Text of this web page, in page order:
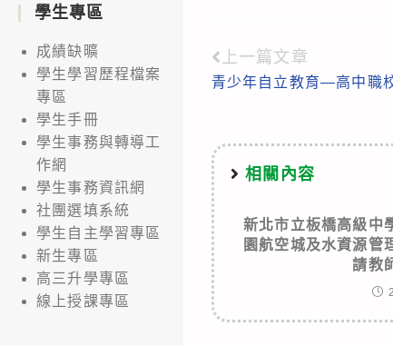
Read
more
上一篇文章
青少年自立教育—高中職
相關內容
新北市立板橋高級中
園航空城及水資源管
請教
學生專區
成績缺曠
學生學習歷程檔案
專區
學生手冊
學生事務與轉導工
作網
學生事務資訊網
社團選填系統
學生自主學習專區
新生專區
高三升學專區
線上授課專區